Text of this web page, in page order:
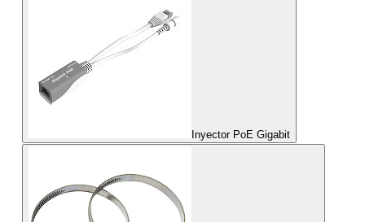
Inyector PoE Gigabit